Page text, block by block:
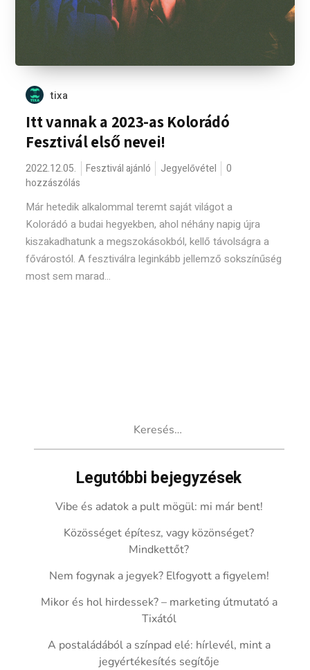
tixa
Itt vannak a 2023-as Kolorádó
Fesztivál első nevei!
2022.12.05. Fesztivál ajánló Jegyelővétel
0
hozzászólás
Már hetedik alkalommal teremt saját világot a
Kolorádó a budai hegyekben, ahol néhány napig újra
kiszakadhatunk a megszokásokból, kellő távolságra a
fővárostól. A fesztiválra leginkább jellemző sokszínűség
most sem marad...
Legutóbbi bejegyzések
Vibe és adatok a pult mögül: mi már bent!
Közösséget építesz, vagy közönséget?
Mindkettőt?
Nem fogynak a jegyek? Elfogyott a figyelem!
Mikor és hol hirdessek? – marketing útmutató a
Tixától
A postaládából a színpad elé: hírlevél, mint a
jegyértékesítés segítője